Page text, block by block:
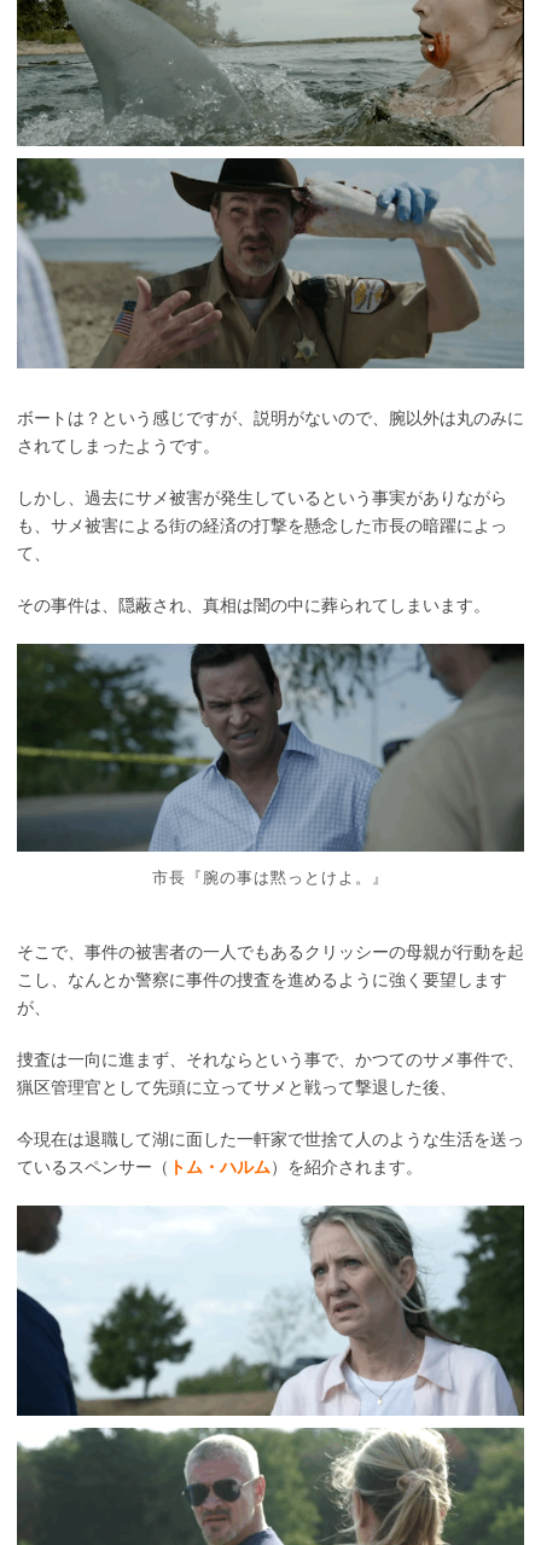
ボートは？という感じですが、説明がないので、腕以外は丸のみに
されてしまったようです。
しかし、過去にサメ被害が発生しているという事実がありながら
も、サメ被害による街の経済の打撃を懸念した市長の暗躍によっ
て、
その事件は、隠蔽され、真相は闇の中に葬られてしまいます。
市長『腕の事は黙っとけよ。』
そこで、事件の被害者の一人でもあるクリッシーの母親が行動を起
こし、なんとか警察に事件の捜査を進めるように強く要望します
が、
捜査は一向に進まず、それならという事で、かつてのサメ事件で、
猟区管理官として先頭に立ってサメと戦って撃退した後、
今現在は退職して湖に面した一軒家で世捨て人のような生活を送っ
ているスペンサー（ トム・ハルム）を紹介されます。